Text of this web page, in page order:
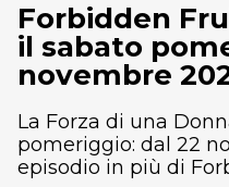
Forbidden
il sabato
novembre
La Forza di una
pomeriggio: dal 22
episodio in più di